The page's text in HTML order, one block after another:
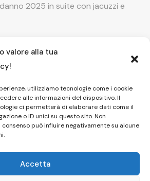
valore alla tua
utilizziamo tecnologie come i cookie
alle informazioni del dispositivo. Il
ci permetterà di elaborare dati come il
o ID unici su questo sito. Non
può influire negativamente su alcune
Accetta
2025 in suite con jacuzzi e
in camera con vasca
! Prenota il tuo relax esclusivo
in Piscina esterna! Il tuo relax